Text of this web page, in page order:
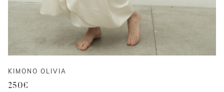
KIMONO OLIVIA
250€